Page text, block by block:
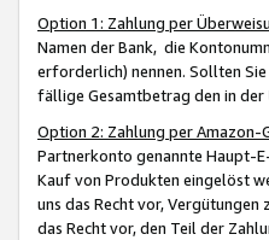
Option 1: Zahlung per
Namen der Bank, die
erforderlich) nennen. Sollten
fällige Gesamtbetrag den in der
Option 2: Zahlung per Amazon-
Partnerkonto genannte Haupt-
Kauf von Produkten eingelöst
uns das Recht vor,
das Recht vor, den Teil der